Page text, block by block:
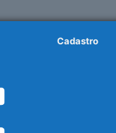
Cadastro